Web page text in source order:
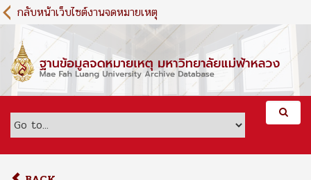
S
k
m
c
กลับหน้าเว็บไซต์งานจดหมายเหตุ